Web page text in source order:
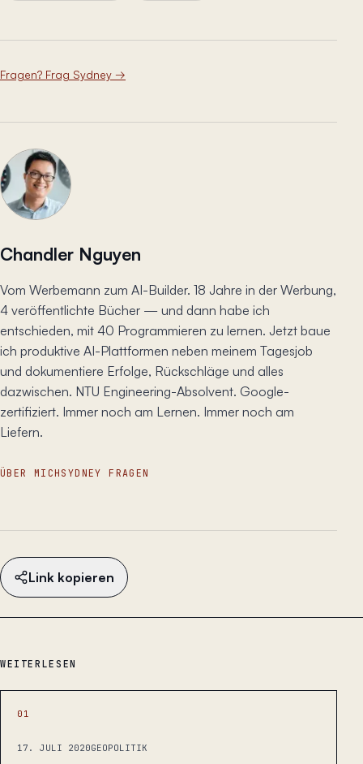
Fragen? Frag Sydney →
Chandler Nguyen
Vom Werbemann zum AI-Builder. 18 Jahre in der Werbung,
4 veröffentlichte Bücher — und dann habe ich
entschieden, mit 40 Programmieren zu lernen. Jetzt baue
ich produktive AI-Plattformen neben meinem Tagesjob
und dokumentiere Erfolge, Rückschläge und alles
dazwischen. NTU Engineering-Absolvent. Google-
zertifiziert. Immer noch am Lernen. Immer noch am
Liefern.
ÜBER MICH SYDNEY FRAGEN
Link kopieren
WEITERLESEN
01
17. JULI 2020GEOPOLITIK